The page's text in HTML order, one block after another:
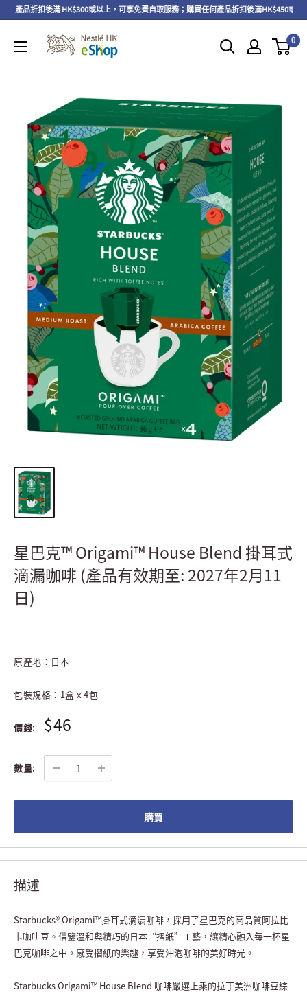
產品折扣後滿 HK$300或以上，可享免費自取服務；購買任何產品折扣後滿HK$450或以
0
星巴克™ Origami™ House Blend 掛耳式
滴漏咖啡 (產品有效期至: 2027年2月11
日)
原產地： 日本
包裝規格：1盒 x 4包
價錢: $46
數量:
購買
描述
Starbucks® Origami™掛耳式滴漏咖啡，採用了星巴克的高品質阿拉比
卡咖啡豆。借鑒溫和與精巧的日本“摺紙”工藝，讓精心融入每一杯星
巴克咖啡之中。感受摺紙的樂趣，享受沖泡咖啡的美好時光。
Starbucks Origami™ House Blend 咖啡嚴選上乘的拉丁美洲咖啡豆綜